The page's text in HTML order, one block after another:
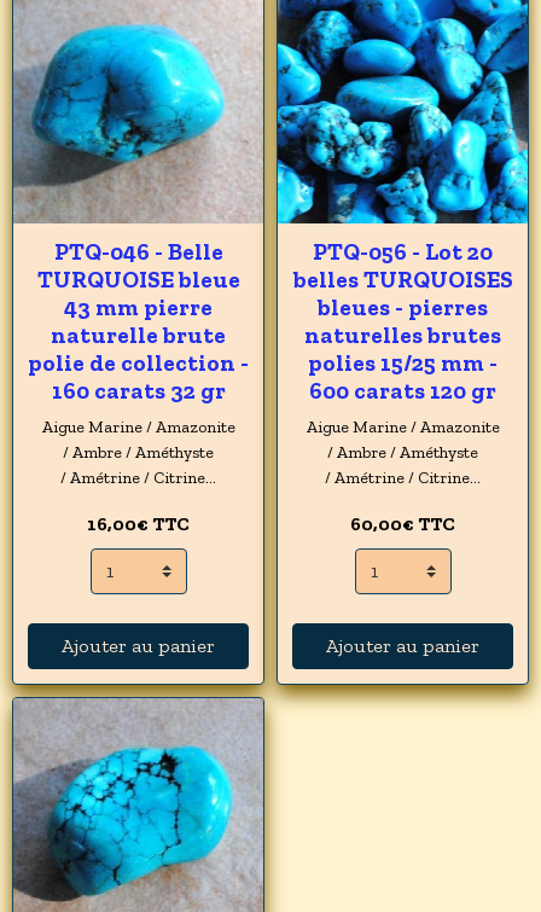
PTQ-046 - Belle
TURQUOISE bleue
43 mm pierre
naturelle brute
polie de collection -
160 carats 32 gr
Aigue Marine / Amazonite
/ Ambre / Améthyste
/ Amétrine / Citrine...
16,00€ TTC
Ajouter au panier
PTQ-056 - Lot 20
belles TURQUOISES
bleues - pierres
naturelles brutes
polies 15/25 mm -
600 carats 120 gr
Aigue Marine / Amazonite
/ Ambre / Améthyste
/ Amétrine / Citrine...
60,00€ TTC
Ajouter au panier